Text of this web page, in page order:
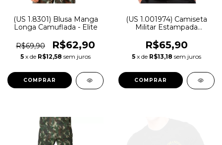
(US 1.8301) Blusa Manga
Longa Camuflada - Elite
R$69,90 R$62,90
5 x de R$12,58 sem juros
COMPRAR
(US 1.001974) Camiseta
Militar Estampada
Atack
R$65,90
5 x de R$13,18 sem juros
COMPRAR